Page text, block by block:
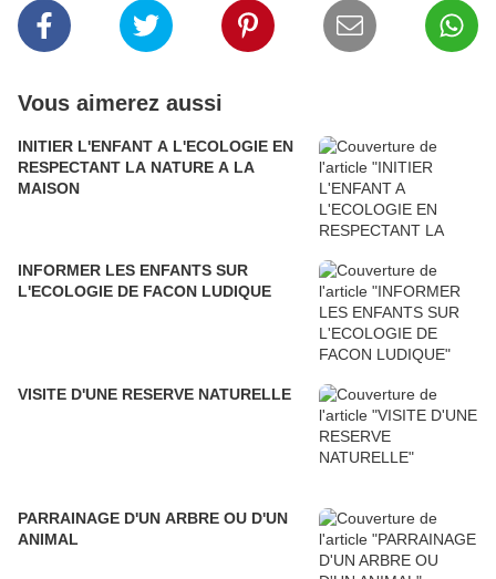
Vous aimerez aussi
INITIER L'ENFANT A L'ECOLOGIE EN
RESPECTANT LA NATURE A LA
MAISON
INFORMER LES ENFANTS SUR
L'ECOLOGIE DE FACON LUDIQUE
VISITE D'UNE RESERVE NATURELLE
PARRAINAGE D'UN ARBRE OU D'UN
ANIMAL